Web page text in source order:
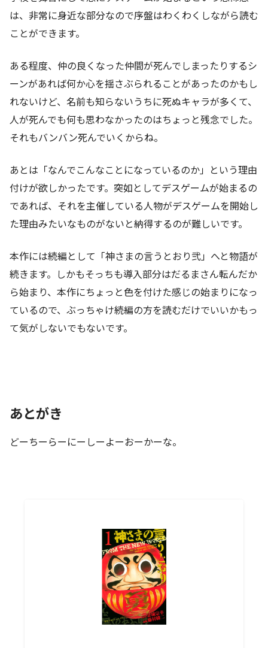
は、非常に身近な部分なので序盤はわくわくしながら読む
ことができます。
ある程度、仲の良くなった仲間が死んでしまったりするシ
ーンがあれば何か心を揺さぶられることがあったのかもし
れないけど、名前も知らないうちに死ぬキャラが多くて、
人が死んでも何も思わなかったのはちょっと残念でした。
それもバンバン死んでいくからね。
あとは「なんでこんなことになっているのか」という理由
付けが欲しかったです。突如としてデスゲームが始まるの
であれば、それを主催している人物がデスゲームを開始し
た理由みたいなものがないと納得するのが難しいです。
本作には続編として「神さまの言うとおり弐」へと物語が
続きます。しかもそっちも導入部分はだるまさん転んだか
ら始まり、本作にちょっと色を付けた感じの始まりになっ
ているので、ぶっちゃけ続編の方を読むだけでいいかもっ
て気がしないでもないです。
あとがき
どーちーらーにーしーよーおーかーな。